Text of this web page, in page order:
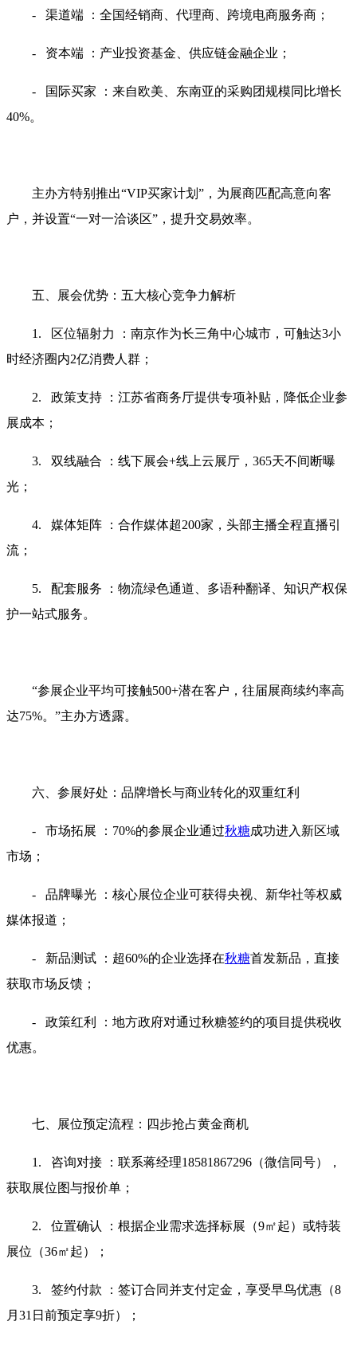
- 渠道端 ：全国经销商、代理商、跨境电商服务商；
- 资本端 ：产业投资基金、供应链金融企业；
- 国际买家 ：来自欧美、东南亚的采购团规模同比增长
40%。
主办方特别推出“VIP买家计划”，为展商匹配高意向客
户，并设置“一对一洽谈区”，提升交易效率。
五、展会优势：五大核心竞争力解析
1. 区位辐射力 ：南京作为长三角中心城市，可触达3小
时经济圈内2亿消费人群；
2. 政策支持 ：江苏省商务厅提供专项补贴，降低企业参
展成本；
3. 双线融合 ：线下展会+线上云展厅，365天不间断曝
光；
4. 媒体矩阵 ：合作媒体超200家，头部主播全程直播引
流；
5. 配套服务 ：物流绿色通道、多语种翻译、知识产权保
护一站式服务。
“参展企业平均可接触500+潜在客户，往届展商续约率高
达75%。”主办方透露。
六、参展好处：品牌增长与商业转化的双重红利
- 市场拓展 ：70%的参展企业通过秋糖成功进入新区域
市场；
- 品牌曝光 ：核心展位企业可获得央视、新华社等权威
媒体报道；
- 新品测试 ：超60%的企业选择在秋糖首发新品，直接
获取市场反馈；
- 政策红利 ：地方政府对通过秋糖签约的项目提供税收
优惠。
七、展位预定流程：四步抢占黄金商机
1. 咨询对接 ：联系蒋经理18581867296（微信同号），
获取展位图与报价单；
2. 位置确认 ：根据企业需求选择标展（9㎡起）或特装
展位（36㎡起）；
3. 签约付款 ：签订合同并支付定金，享受早鸟优惠（8
月31日前预定享9折）；